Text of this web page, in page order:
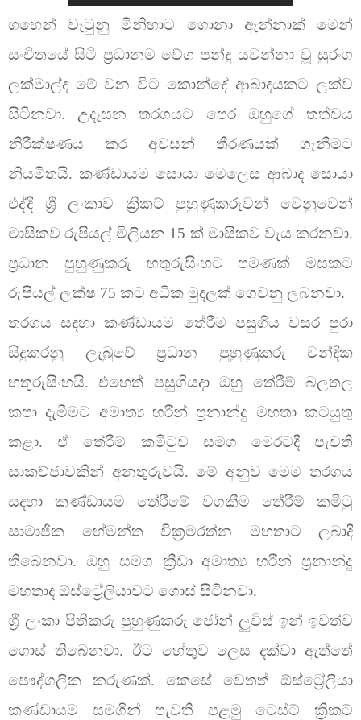
ගහෙන් වැටුනු මිනිහාට ගොනා ඇන්නාක් මෙන්
සංචිතයේ සිටි ප්‍රධානම වේග පන්දු යවන්නා වූ සුරංග
ලක්මාල්ද මේ වන විට කොන්දේ ආබාදයකට ලක්ව
සිටිනවා. උදෑසන තරගයට පෙර ඔහුගේ තත්වය
නිරීක්ෂණය කර අවසන් තීරණයක් ගැනීමට
නියමිතයි. කණ්ඩායම සොයා මෙලෙස ආබාද සොයා
එද්දී ශ්‍රී ලංකාව ක්‍රිකට් පුහුණුකරුවන් වෙනුවෙන්
මාසිකව රුපියල් මිලියන 15 ක් මාසිකව වැය කරනවා.
ප්‍රධාන පුහුණුකරු හතුරුසිංහට පමණක් මසකට
රුපියල් ලක්ෂ 75 කට අධික මුදලක් ගෙවනු ලබනවා.
තරගය සදහා කණ්ඩායම තේරීම පසුගිය වසර පුරා
සිදුකරනු ලැබුවේ ප්‍රධාන පුහුණුකරු චන්දික
හතුරුසිංහයි. එහෙත් පසුගියදා ඔහු තේරීම් බලතල
කපා දැමීමට අමාත්‍ය හරීන් ප්‍රනාන්දු මහතා කටයුතු
කළා. ඒ තේරීම් කමිටුව සමග මෙරටදී පැවති
සාකච්ජාවකින් අනතුරුවයි. මේ අනුව මෙම තරගය
සදහා කණ්ඩායම තේරීමේ වගකීම තේරීම් කමිටු
සාමාජික හේමන්ත වික්‍රමරත්න මහතාට ලබාදී
තිබෙනවා. ඔහු සමග ක්‍රීඩා අමාත්‍ය හරීන් ප්‍රනාන්දු
මහතාද ඕස්ට්‍රේලියාවට ගොස් සිටිනවා.
ශ්‍රී ලංකා පිතිකරු පුහුණුකරු ජෝන් ලුවිස් ඉන් ඉවත්ව
ගොස් තිබෙනවා. ඊට හේතුව ලෙස දක්වා ඇත්තේ
පෞද්ගලික කරුණක්. කෙසේ වෙතත් ඕස්ට්‍රේලියා
කණ්ඩායම සමගින් පැවති පළමු ටෙස්ට් ක්‍රිකට්